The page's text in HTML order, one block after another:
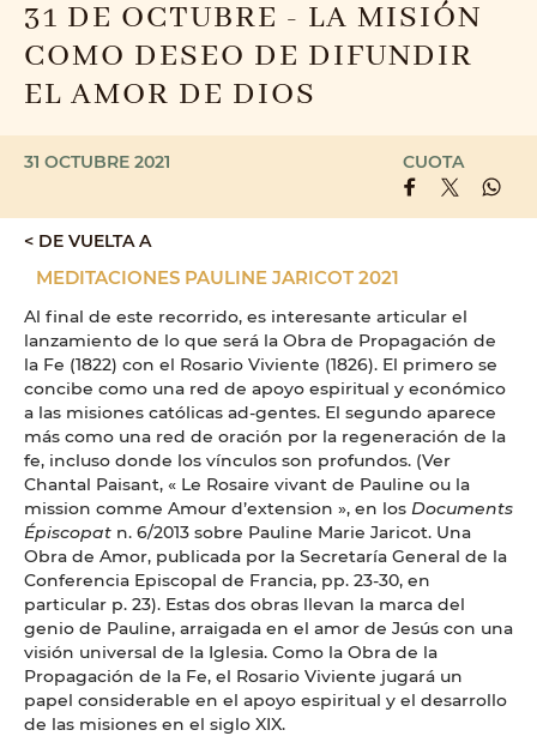
31 DE OCTUBRE - LA MISIÓN
COMO DESEO DE DIFUNDIR
EL AMOR DE DIOS
31 OCTUBRE 2021 CUOTA
< DE VUELTA A
MEDITACIONES PAULINE JARICOT 2021
Al final de este recorrido, es interesante articular el
lanzamiento de lo que será la Obra de Propagación de
la Fe (1822) con el Rosario Viviente (1826). El primero se
concibe como una red de apoyo espiritual y económico
a las misiones católicas ad-gentes. El segundo aparece
más como una red de oración por la regeneración de la
fe, incluso donde los vínculos son profundos. (Ver
Chantal Paisant, « Le Rosaire vivant de Pauline ou la
mission comme Amour d’extension », en los Documents
Épiscopat n. 6/2013 sobre Pauline Marie Jaricot. Una
Obra de Amor, publicada por la Secretaría General de la
Conferencia Episcopal de Francia, pp. 23-30, en
particular p. 23). Estas dos obras llevan la marca del
genio de Pauline, arraigada en el amor de Jesús con una
visión universal de la Iglesia. Como la Obra de la
Propagación de la Fe, el Rosario Viviente jugará un
papel considerable en el apoyo espiritual y el desarrollo
de las misiones en el siglo XIX.